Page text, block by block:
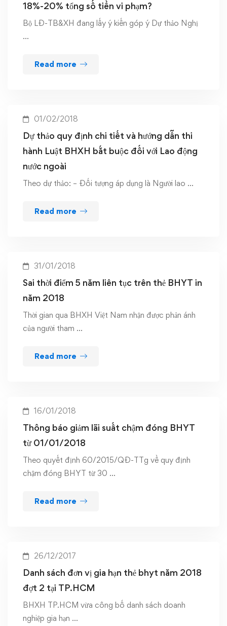
18%-20% tổng số tiền vi phạm?
Bộ LĐ-TB&XH đang lấy ý kiến góp ý Dự thảo Nghị
…
Read more
01/02/2018
Dự thảo quy định chi tiết và hướng dẫn thi
hành Luật BHXH bắt buộc đối với Lao động
nước ngoài
Theo dự thảo: – Đối tượng áp dụng là Người lao …
Read more
31/01/2018
Sai thời điểm 5 năm liên tục trên thẻ BHYT in
năm 2018
Thời gian qua BHXH Việt Nam nhận được phản ánh
của người tham …
Read more
16/01/2018
Thông báo giảm lãi suất chậm đóng BHYT
từ 01/01/2018
Theo quyết định 60/2015/QĐ-TTg về quy định
chậm đóng BHYT từ 30 …
Read more
26/12/2017
Danh sách đơn vị gia hạn thẻ bhyt năm 2018
đợt 2 tại TP.HCM
BHXH TP.HCM vừa công bố danh sách doanh
nghiệp gia hạn …